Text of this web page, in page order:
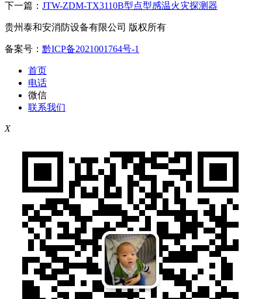
下一篇： JTW-ZDM-TX3110B型点型感温火灾探测器
贵州泰和安消防设备有限公司 版权所有
备案号： 黔ICP备2021001764号-1
首页
电话
微信
联系我们
X